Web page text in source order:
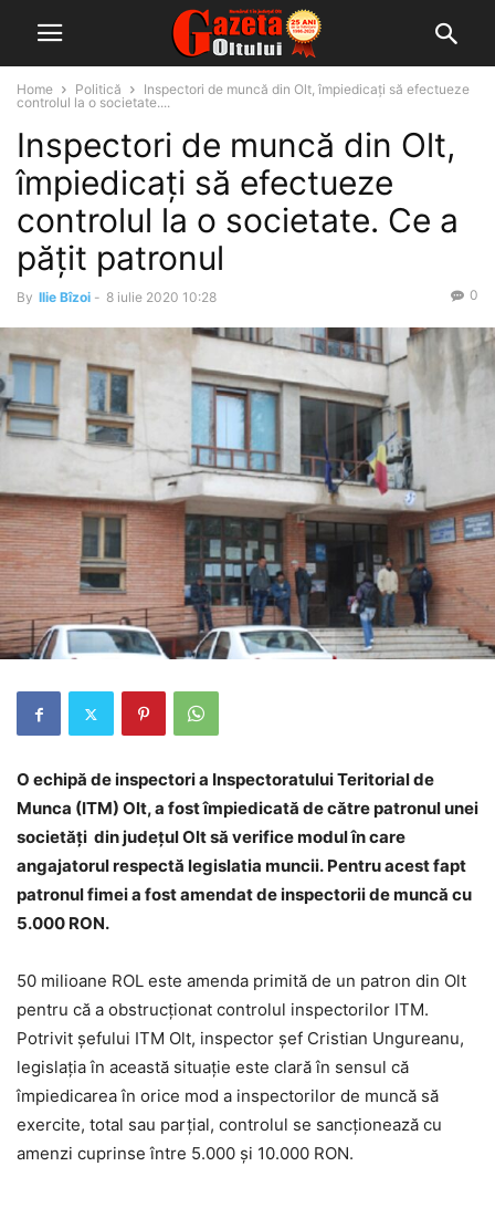
Home Politică
Inspectori de muncă din Olt, împiedicați să efectueze
controlul la o societate....
Inspectori de muncă din Olt,
împiedicați să efectueze
controlul la o societate. Ce a
pățit patronul
By Ilie Bîzoi - 8 iulie 2020 10:28 0
O echipă de inspectori a Inspectoratului Teritorial de
Munca (ITM) Olt, a fost împiedicată de către patronul unei
societăți din județul Olt să verifice modul în care
angajatorul respectă legislatia muncii. Pentru acest fapt
patronul fimei a fost amendat de inspectorii de muncă cu
5.000 RON.
50 milioane ROL este amenda primită de un patron din Olt
pentru că a obstrucționat controlul inspectorilor ITM.
Potrivit șefului ITM Olt, inspector șef Cristian Ungureanu,
legislația în această situație este clară în sensul că
împiedicarea în orice mod a inspectorilor de muncă să
exercite, total sau parțial, controlul se sancționează cu
amenzi cuprinse între 5.000 și 10.000 RON.